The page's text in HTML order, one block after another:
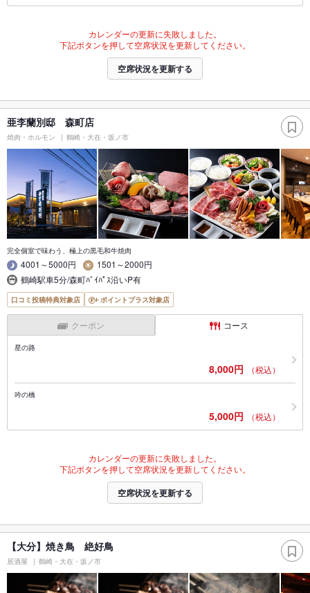
カレンダーの更新に失敗しました。
下記ボタンを押して空席状況を更新してください。
空席状況を更新する
亜李蘭別邸 森町店
焼肉・ホルモン 鶴崎・大在・坂ノ市
完全個室で味わう、極上の黒毛和牛焼肉
4001～5000円
1501～2000円
鶴崎駅車5分/森町ﾊﾞｲﾊﾟｽ沿いP有
口コミ投稿特典対象店 ポイントプラス対象店
クーポン コース
星の路
8,000円 （税込）
吟の橋
5,000円 （税込）
カレンダーの更新に失敗しました。
下記ボタンを押して空席状況を更新してください。
空席状況を更新する
【大分】焼き鳥 絶好鳥
居酒屋 鶴崎・大在・坂ノ市